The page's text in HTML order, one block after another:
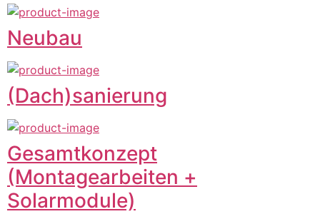
Neubau
(Dach)sanierung
Gesamtkonzept
(Montagearbeiten +
Solarmodule)